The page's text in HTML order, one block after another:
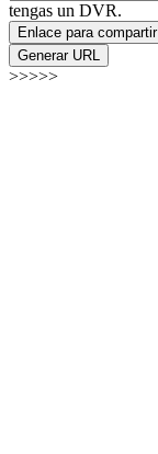
tengas un DVR.
Enlace para compartir
Generar URL
>>>>>